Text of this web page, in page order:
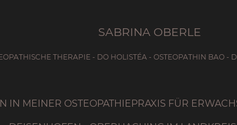
SABRINA OBERLE
THERAPIE - DO HOLISTÉA - OSTEOPATHIN BAO -
IN MEINER OSTEOPATHIEPRAXIS FÜR